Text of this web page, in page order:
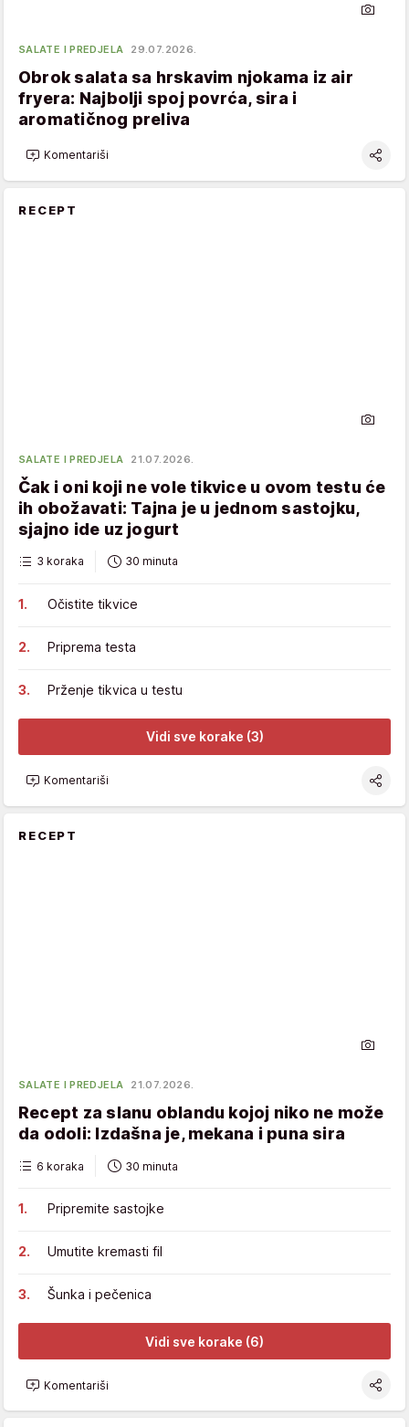
SALATE I PREDJELA 29.07.2026.
Obrok salata sa hrskavim njokama iz air
fryera: Najbolji spoj povrća, sira i
aromatičnog preliva
Komentariši
RECEPT
SALATE I PREDJELA 21.07.2026.
Čak i oni koji ne vole tikvice u ovom testu će
ih obožavati: Tajna je u jednom sastojku,
sjajno ide uz jogurt
3 koraka 30 minuta
Očistite tikvice
Priprema testa
Prženje tikvica u testu
Vidi sve korake (3)
Komentariši
RECEPT
SALATE I PREDJELA 21.07.2026.
Recept za slanu oblandu kojoj niko ne može
da odoli: Izdašna je, mekana i puna sira
6 koraka 30 minuta
Pripremite sastojke
Umutite kremasti fil
Šunka i pečenica
Vidi sve korake (6)
Komentariši